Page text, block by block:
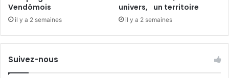
Vendômois
il y a 2 semaines
univers, un territoire
il y a 2 semaines
Suivez-nous